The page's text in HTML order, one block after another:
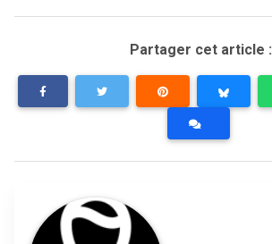
Partager cet article :